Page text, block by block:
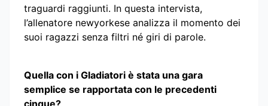
traguardi raggiunti. In questa intervista,
l’allenatore newyorkese analizza il momento dei
suoi ragazzi senza filtri né giri di parole.
Quella con i Gladiatori è stata una gara
semplice se rapportata con le precedenti
cinque?